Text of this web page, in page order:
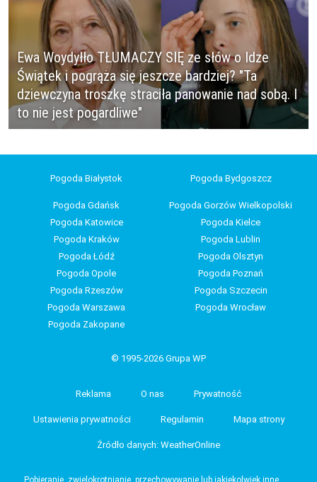
Ewa Woydyłło TŁUMACZY SIĘ ze słów o Idze
Świątek i pogrąża się jeszcze bardziej? "Ta
dziewczyna troszkę straciła panowanie nad sobą. I
to nie jest pogardliwe"
Pogoda Białystok Pogoda Bydgoszcz
Pogoda Gdańsk
Pogoda Gorzów Wielkopolski
Pogoda Katowice
Pogoda Kielce
Pogoda Kraków
Pogoda Lublin
Pogoda Łódź
Pogoda Olsztyn
Pogoda Opole
Pogoda Poznań
Pogoda Rzeszów
Pogoda Szczecin
Pogoda Warszawa
Pogoda Wrocław
Pogoda Zakopane
© 1995-2026 Grupa WP
Reklama O nas Prywatność
Ustawienia prywatności Regulamin Mapa strony
Źródło danych: WeatherOnline
Pobieranie, zwielokrotnianie, przechowywanie lub jakiekolwiek inne